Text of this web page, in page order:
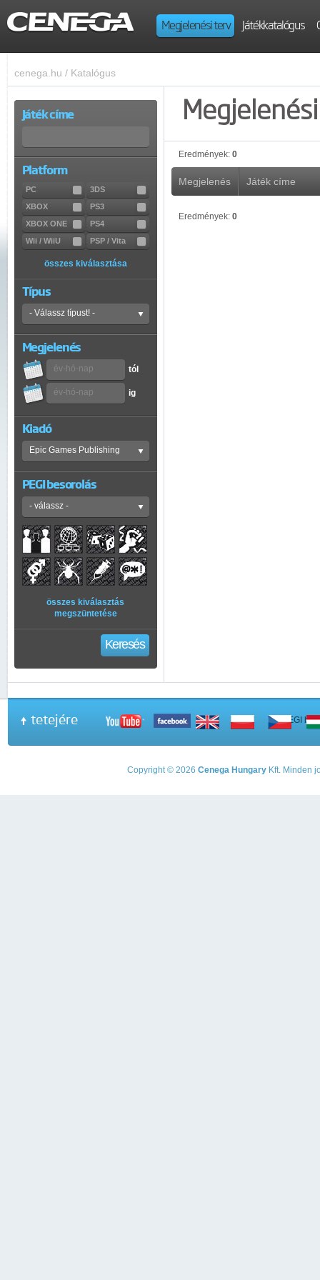
Megjelenési terv Játékkatalógus
cenega.hu / Katalógus
Játék címe
Platform
PC
3DS
XBOX
PS3
XBOX ONE
PS4
Wii / WiiU
PSP / Vita
összes kiválasztása
Típus
Megjelenés
tól
ig
Kiadó
PEGI besorolás
összes kiválasztás
megszüntetése
Keresés
Eredmények: 0
Megjelenés Játék címe
Eredmények: 0
tetejére A PEGI
Copyright © 2026 Cenega Hungary Kft. Minden